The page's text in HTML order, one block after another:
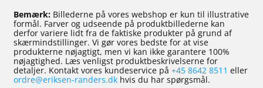
Bemærk: Billederne på vores webshop er kun til illustrative
formål. Farver og udseende på produktbillederne kan
derfor variere lidt fra de faktiske produkter på grund af
skærmindstillinger. Vi gør vores bedste for at vise
produkterne nøjagtigt, men vi kan ikke garantere 100%
nøjagtighed. Læs venligst produktbeskrivelserne for
detaljer. Kontakt vores kundeservice på +45 8642 8511 eller
ordre@eriksen-randers.dk hvis du har spørgsmål.